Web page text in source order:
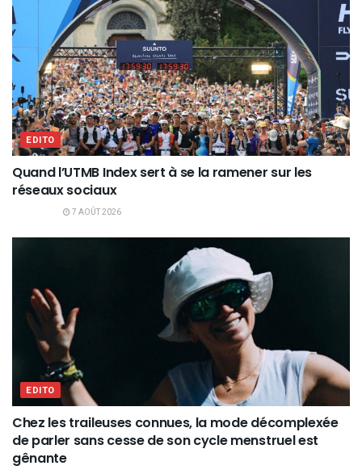
EDITO
Quand l’UTMB Index sert à se la ramener sur les
réseaux sociaux
7 AOÛT 2026
EDITO
Chez les traileuses connues, la mode décomplexée
de parler sans cesse de son cycle menstruel est
gênante